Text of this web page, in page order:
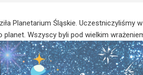
Planetarium Śląskie. Uczestniczyliśmy
planet. Wszyscy byli pod wielkim